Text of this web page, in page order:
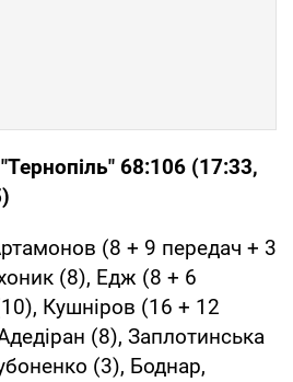
68:106 (17:33,
(8 + 9 передач + 3
(8), Едж (8 + 6
Кушніров (16 + 12
(8), Заплотинська
(3), Боднар,